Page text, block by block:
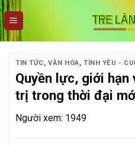
Skip
to
content
TIN TỨC,VĂN HÓA,TÌNH YÊU -
Quyền lực, giới hạn
trị trong thời đại
Người xem: 1949